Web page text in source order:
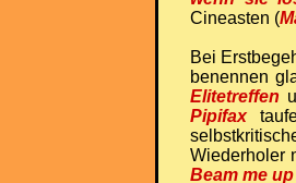
Cineasten (
Bei
benennen
Elitetreffen
Pipifax
Wiederholer
Beam me up